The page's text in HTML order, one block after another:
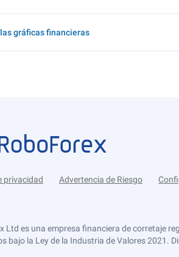
gráficas financieras
privacidad Advertencia de Riesgo
Ltd es una empresa financiera de corretaje
bajo la Ley de la Industria de Valores 2021.